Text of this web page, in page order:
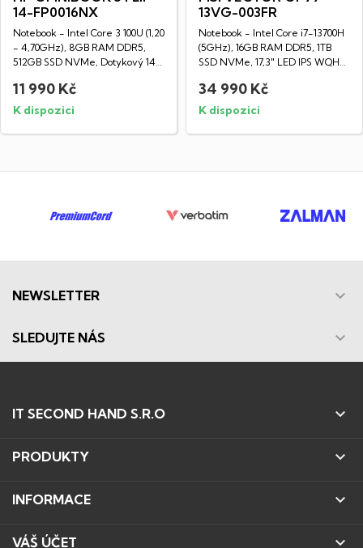
14-FP0016NX
Notebook - Intel Core 3 100U (1,20
- 4,70GHz), 8GB RAM DDR5,
512GB SSD NVMe, Dotykový 14"
11 990 Kč
K dispozici
13VG-003FR
Notebook - Intel Core i7-13700H
(5GHz), 16GB RAM DDR5, 1TB
SSD NVMe, 17,3" LED IPS WQHD
34 990 Kč
K dispozici
NEWSLETTER 
SLEDUJTE NÁS 
IT SECOND HAND S.R.O 
PRODUKTY 
INFORMACE 
VÁŠ ÚČET 